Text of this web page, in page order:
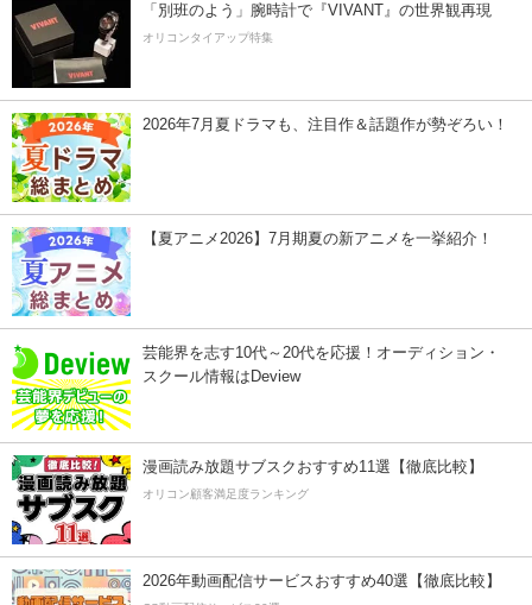
「別班のよう」腕時計で『VIVANT』の世界観再現
オリコンタイアップ特集
2026年7月夏ドラマも、注目作＆話題作が勢ぞろい！
【夏アニメ2026】7月期夏の新アニメを一挙紹介！
芸能界を志す10代～20代を応援！オーディション・
スクール情報はDeview
漫画読み放題サブスクおすすめ11選【徹底比較】
オリコン顧客満足度ランキング
2026年動画配信サービスおすすめ40選【徹底比較】